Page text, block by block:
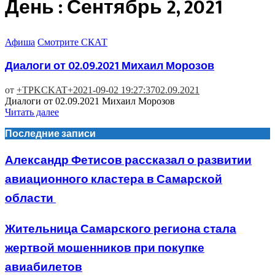
День : Сентябрь 2, 2021
Афиша Смотрите СКАТ
Диалоги от 02.09.2021 Михаил Морозов
от +TPKCKAT+2021-09-02 19:27:3702.09.2021
Диалоги от 02.09.2021 Михаил Морозов
Читать далее
Последние записи
Александр Фетисов рассказал о развитии
авиационного кластера в Самарской
области
Жительница Самарского региона стала
жертвой мошенников при покупке
авиабилетов